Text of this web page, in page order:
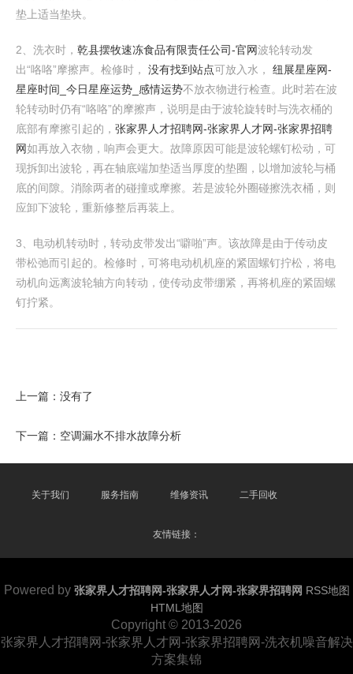
垫上适当垫块。
2、洗衣时， 乾县摆牧速冻食品有限责任公司-官网波轮转动发
出“咯咯”摩擦声。检修时， 没有找到站点可放入水， 纽展星座网-
星座时间_今日星座运势_感情运势不放衣物进行检查。此时若在波
轮转动时仍有“咯咯”的摩擦声，说明是由于波轮旋转时与洗衣桶的
底部有摩擦引起的， 张家界人才招聘网-张家界人才网-张家界招聘
网如再放入衣物，响声会更大。故障原因可能是波轮螺钉松动，可
现拆卸出波轮，再在轴底端加垫适当厚度的垫圈，以增加波轮与桶
底的间隙。消除两者的碰撞或摩擦。若是波轮外圈碰擦洗衣桶，则
应卸下波轮，重新修整后再装上。
3、电动机转动时，转动皮带发出“噼啪”声。该故障是由于传动皮
带松弛而引起的。检修时，可将电动机机座的紧固螺钉拧松，将电
动机向远离波轮轴方向转动，使传动皮带绷紧，再将机座的紧固螺
钉拧紧。
上一篇：没有了
下一篇： 空调漏水不排水故障分析
关于我们 服务指南 维修资讯 二手回收
友情链接：
Powered by 张家界人才招聘网-张家界人才网-张家界招聘网 RSS地图
HTML地图
Copyright © 2013-2026
张家界人才招聘网-张家界人才网-张家界招聘网-洗衣机噪音解决
方案集锦